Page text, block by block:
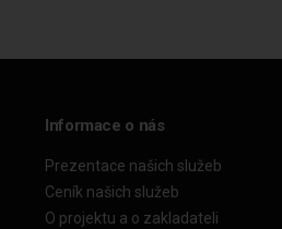
Informace o nás
Prezentace našich služeb
Ceník našich služeb
O projektu a o zakladateli